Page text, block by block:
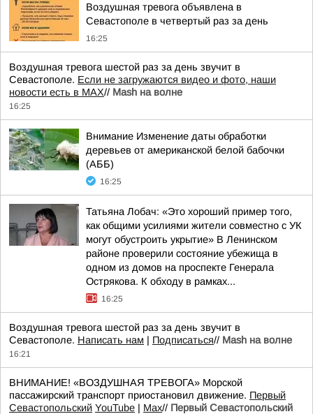
Воздушная тревога объявлена в
Севастополе в четвертый раз за день
16:25
Воздушная тревога шестой раз за день звучит в
Севастополе. Если не загружаются видео и фото, наши
новости есть в MAX// Mash на волне
16:25
Внимание Изменение даты обработки
деревьев от американской белой бабочки
(АББ)
16:25
Татьяна Лобач: «Это хороший пример того,
как общими усилиями жители совместно с УК
могут обустроить укрытие» В Ленинском
районе проверили состояние убежища в
одном из домов на проспекте Генерала
Острякова. К обходу в рамках...
16:25
Воздушная тревога шестой раз за день звучит в
Севастополе. Написать нам | Подписаться// Mash на волне
16:21
ВНИМАНИЕ! «ВОЗДУШНАЯ ТРЕВОГА» Морской
пассажирский транспорт приостановил движение. Первый
Севастопольский YouTube | Max// Первый Севастопольский